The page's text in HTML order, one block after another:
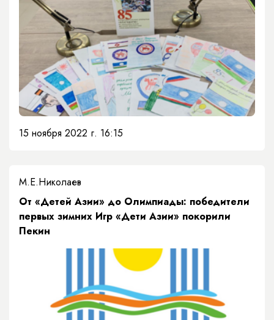
15 ноября 2022 г. 16:15
М.Е.Николаев
От «Детей Азии» до Олимпиады: победители
первых зимних Игр «Дети Азии» покорили
Пекин